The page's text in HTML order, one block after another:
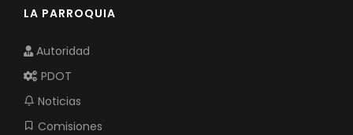
LA PARROQUIA
Autoridad
PDOT
Noticias
Comisiones